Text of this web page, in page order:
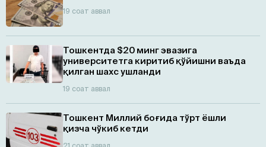
19 соат аввал
Тошкентда $20 минг эвазига
университетга киритиб қўйишни ваъда
қилган шахс ушланди
19 соат аввал
Тошкент Миллий боғида тўрт ёшли
қизча чўкиб кетди